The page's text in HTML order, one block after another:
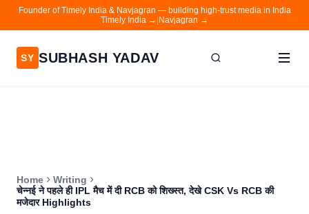
Founder of Timely India & Navjagran — building high-trust media in India
Timely India → Navjagran →
SY SUBHASH YADAV
Contact
Home
Writing
चेन्नई ने पहले ही IPL मैच में दी RCB को शिख्स्त, देखे CSK Vs RCB की
मजेदार Highlights